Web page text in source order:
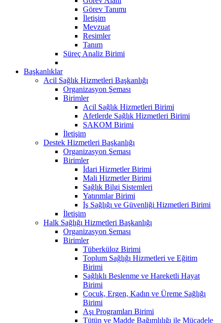
Görev Tanımı
İletişim
Mevzuat
Resimler
Tanım
Süreç Analiz Birimi
Başkanlıklar
Acil Sağlık Hizmetleri Başkanlığı
Organizasyon Şeması
Birimler
Acil Sağlık Hizmetleri Birimi
Afetlerde Sağlık Hizmetleri Birimi
SAKOM Birimi
İletişim
Destek Hizmetleri Başkanlığı
Organizasyon Şeması
Birimler
İdari Hizmetler Birimi
Mali Hizmetler Birimi
Sağlık Bilgi Sistemleri
Yatırımlar Birimi
İş Sağlığı ve Güvenliği Hizmetleri Birimi
İletişim
Halk Sağlığı Hizmetleri Başkanlığı
Organizasyon Şeması
Birimler
Tüberküloz Birimi
Toplum Sağlığı Hizmetleri ve Eğitim
Birimi
Sağlıklı Beslenme ve Hareketli Hayat
Birimi
Çocuk, Ergen, Kadın ve Üreme Sağlığı
Birimi
Aşı Programları Birimi
Tütün ve Madde Bağımlılığı ile Mücadele